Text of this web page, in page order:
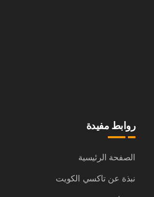
روابط مفيدة
الصفحة الرئيسية
نبذة عن تاكسي الكويت